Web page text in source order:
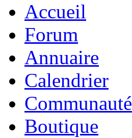
Accueil
Forum
Annuaire
Calendrier
Communauté
Boutique